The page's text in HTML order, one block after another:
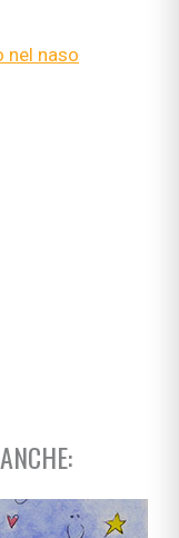
nel naso